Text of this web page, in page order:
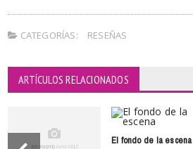
CATEGORÍAS: RESEÑAS
ARTÍCULOS RELACIONADOS
El fondo de la escena